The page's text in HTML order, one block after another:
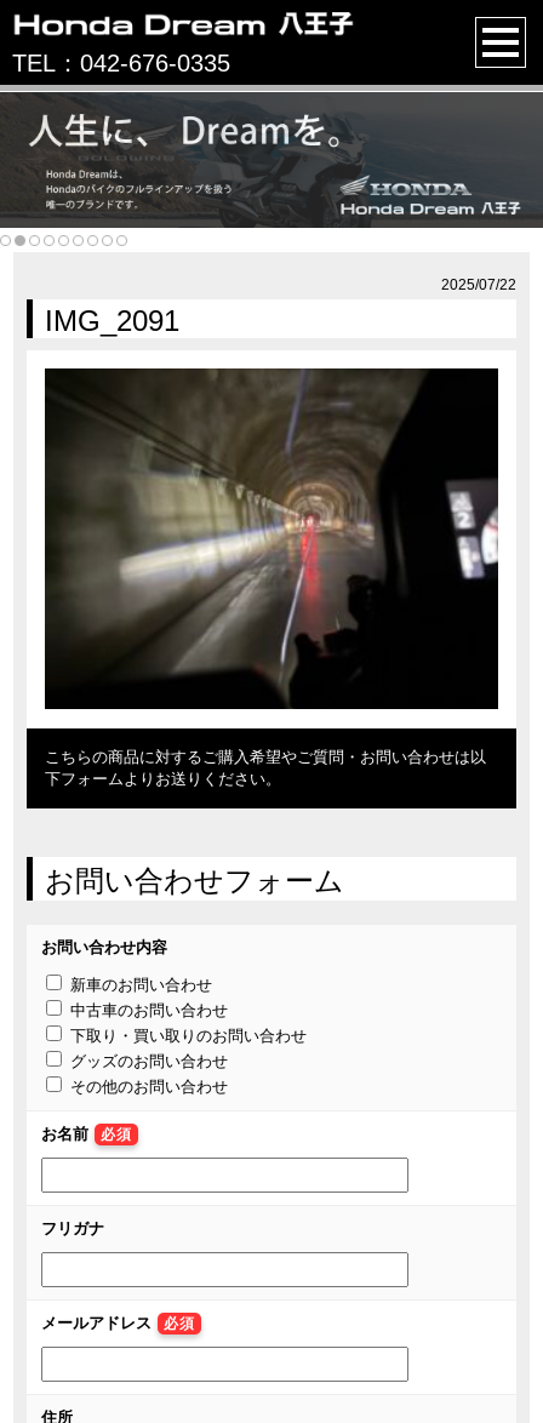
TEL：042-676-0335
2025/07/22
IMG_2091
こちらの商品に対するご購入希望やご質問・お問い合わせは以
下フォームよりお送りください。
お問い合わせフォーム
お問い合わせ内容
新車のお問い合わせ
中古車のお問い合わせ
下取り・買い取りのお問い合わせ
グッズのお問い合わせ
その他のお問い合わせ
お名前 必須
フリガナ
メールアドレス 必須
住所